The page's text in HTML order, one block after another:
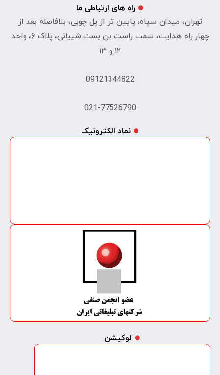
راه های ارتباطی ما
تهران، میدان سپاه، پایین تر از پل چوبی، بلافاصله بعد از
چهار راه هدایت، سمت راست بن بست شیبانی، پلاک ۶، واحد
۱۲ و ۱۳
09121344822
021-77526790
نماد الکترونیک
لوکیشن